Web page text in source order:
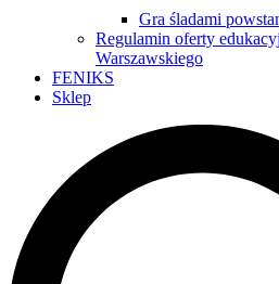
Gra śladami
Regulamin oferty
Warszawskiego
FENIKS
Sklep